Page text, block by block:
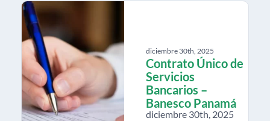
diciembre 30th, 2025
Contrato Único de
Servicios
Bancarios –
Banesco Panamá
diciembre 30th, 2025